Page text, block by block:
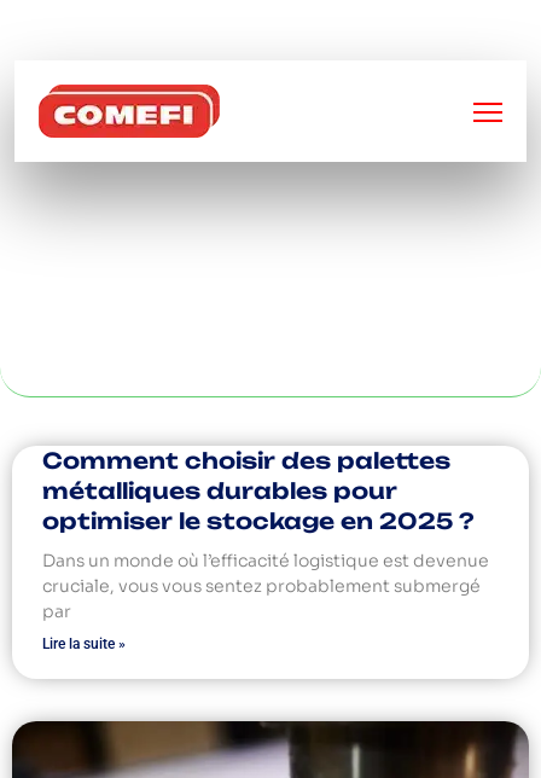
INDUSTRIE DE
Comment choisir des palettes
métalliques durables pour
optimiser le stockage en 2025 ?
Dans un monde où l’efficacité logistique est devenue
cruciale, vous vous sentez probablement submergé
par
Lire la suite »